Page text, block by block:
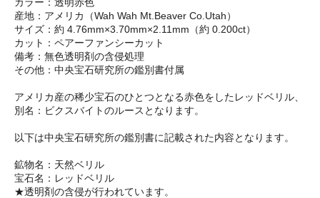
産地：アメリカ（Wah Wah Mt.Beaver Co.Utah）
サイズ：約 4.76mm×3.70mm×2.11mm（約 0.200ct）
カット：ペアーファンシーカット
備考：無色透明剤の含侵処理
その他：中央宝石研究所の鑑別書付属
アメリカ産の稀少宝石のひとつとなる赤色をしたレッドベリル、
別名：ビクスバイトのルースとなります。
以下は中央宝石研究所の鑑別書に記載された内容となります。
鉱物名：天然ベリル
宝石名：レッドベリル
★透明剤の含侵が行われています。